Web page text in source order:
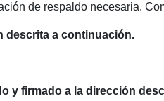
de respaldo necesaria.
descrita a continuación.
y firmado a la dirección